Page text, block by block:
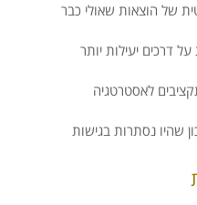
של הוצאות שאולי כבר
דרכים יעילות יותר
לאסטרטגיה
שהיו נסתרות בגישות